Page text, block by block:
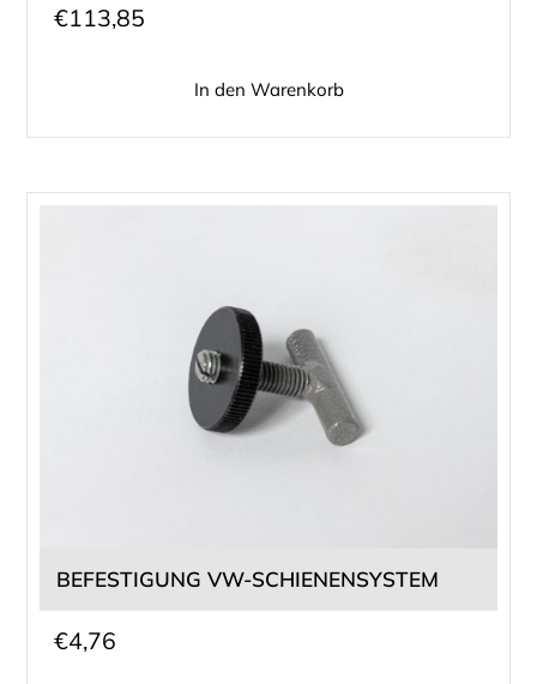
€113,85
In den Warenkorb
BEFESTIGUNG VW-SCHIENENSYSTEM
€4,76